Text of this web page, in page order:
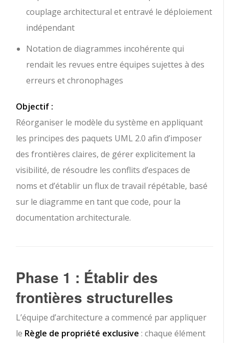
couplage architectural et entravé le déploiement
indépendant
Notation de diagrammes incohérente qui
rendait les revues entre équipes sujettes à des
erreurs et chronophages
Objectif :
Réorganiser le modèle du système en appliquant
les principes des paquets UML 2.0 afin d’imposer
des frontières claires, de gérer explicitement la
visibilité, de résoudre les conflits d’espaces de
noms et d’établir un flux de travail répétable, basé
sur le diagramme en tant que code, pour la
documentation architecturale.
Phase 1 : Établir des
frontières structurelles
L’équipe d’architecture a commencé par appliquer
le Règle de propriété exclusive : chaque élément